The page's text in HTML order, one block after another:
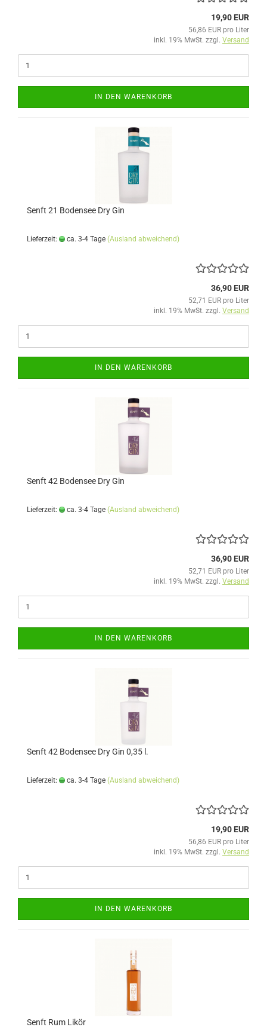
19,90 EUR
56,86 EUR pro Liter
inkl. 19% MwSt. zzgl. Versand
IN DEN WARENKORB
Senft 21 Bodensee Dry Gin
Lieferzeit: ca. 3-4 Tage (Ausland abweichend)
36,90 EUR
52,71 EUR pro Liter
inkl. 19% MwSt. zzgl. Versand
IN DEN WARENKORB
Senft 42 Bodensee Dry Gin
Lieferzeit: ca. 3-4 Tage (Ausland abweichend)
36,90 EUR
52,71 EUR pro Liter
inkl. 19% MwSt. zzgl. Versand
IN DEN WARENKORB
Senft 42 Bodensee Dry Gin 0,35 l.
Lieferzeit: ca. 3-4 Tage (Ausland abweichend)
19,90 EUR
56,86 EUR pro Liter
inkl. 19% MwSt. zzgl. Versand
IN DEN WARENKORB
Senft Rum Likör